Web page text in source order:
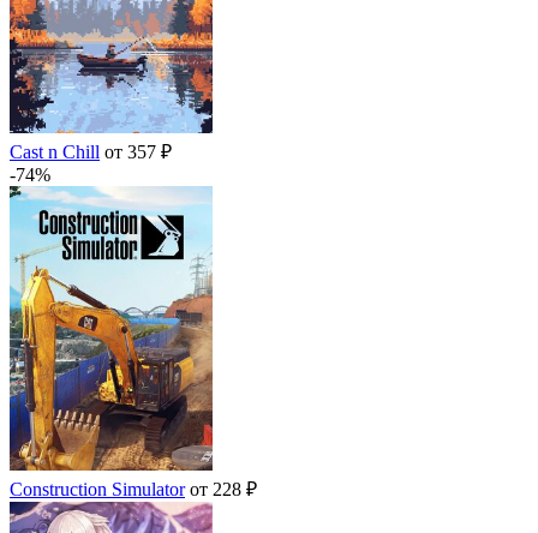
Cast n Chill от 357 ₽
-74%
Construction Simulatorот 228 ₽